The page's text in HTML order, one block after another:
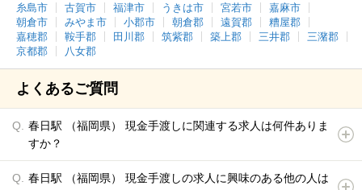
糸島市
古賀市 福津市 うきは市 宮若市
嘉麻市
朝倉市
みやま市 小郡市 朝倉郡 遠賀郡
糟屋郡
嘉穂郡
鞍手郡 田川郡 筑紫郡 築上郡 三井郡
三潴郡
京都郡
八女郡
よくあるご質問
春日駅 （福岡県） 現金手渡しに関連する求人は何件ありま
すか？
春日駅 （福岡県） 現金手渡しの求人に興味のある他の人は